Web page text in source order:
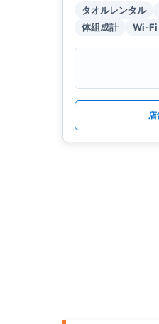
タオルレンタル
体組成計
Wi-Fi
店